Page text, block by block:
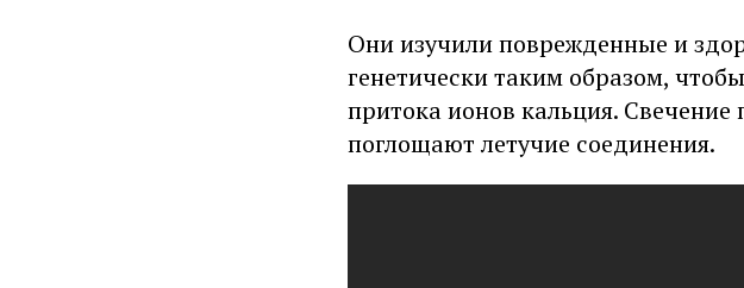
Они изучили поврежденные и
генетически таким образом,
притока ионов кальция. Свечение
поглощают летучие соединения.